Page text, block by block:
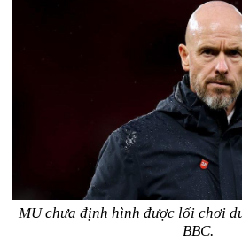
MU chưa định hình được lối chơi
BBC.